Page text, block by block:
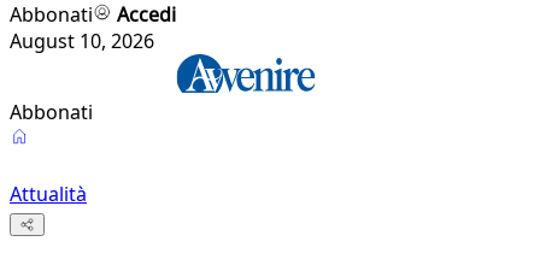
Abbonati
Accedi
August 10, 2026
Abbonati
Attualità